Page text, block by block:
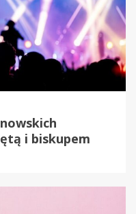
i biskupem